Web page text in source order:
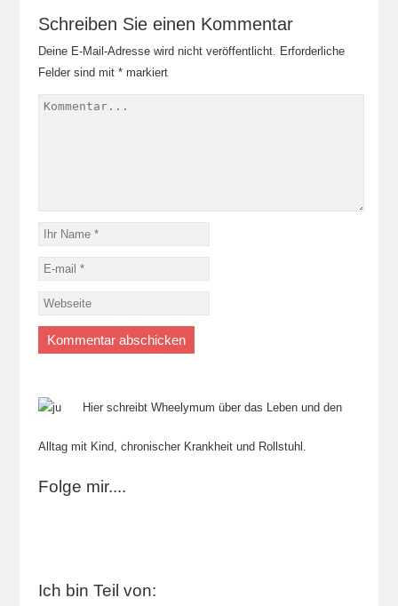
Schreiben Sie einen Kommentar
Deine E-Mail-Adresse wird nicht veröffentlicht. Erforderliche
Felder sind mit *markiert
Hier schreibt Wheelymum über das Leben und den
Alltag mit Kind, chronischer Krankheit und Rollstuhl.
Folge mir....
Ich bin Teil von: